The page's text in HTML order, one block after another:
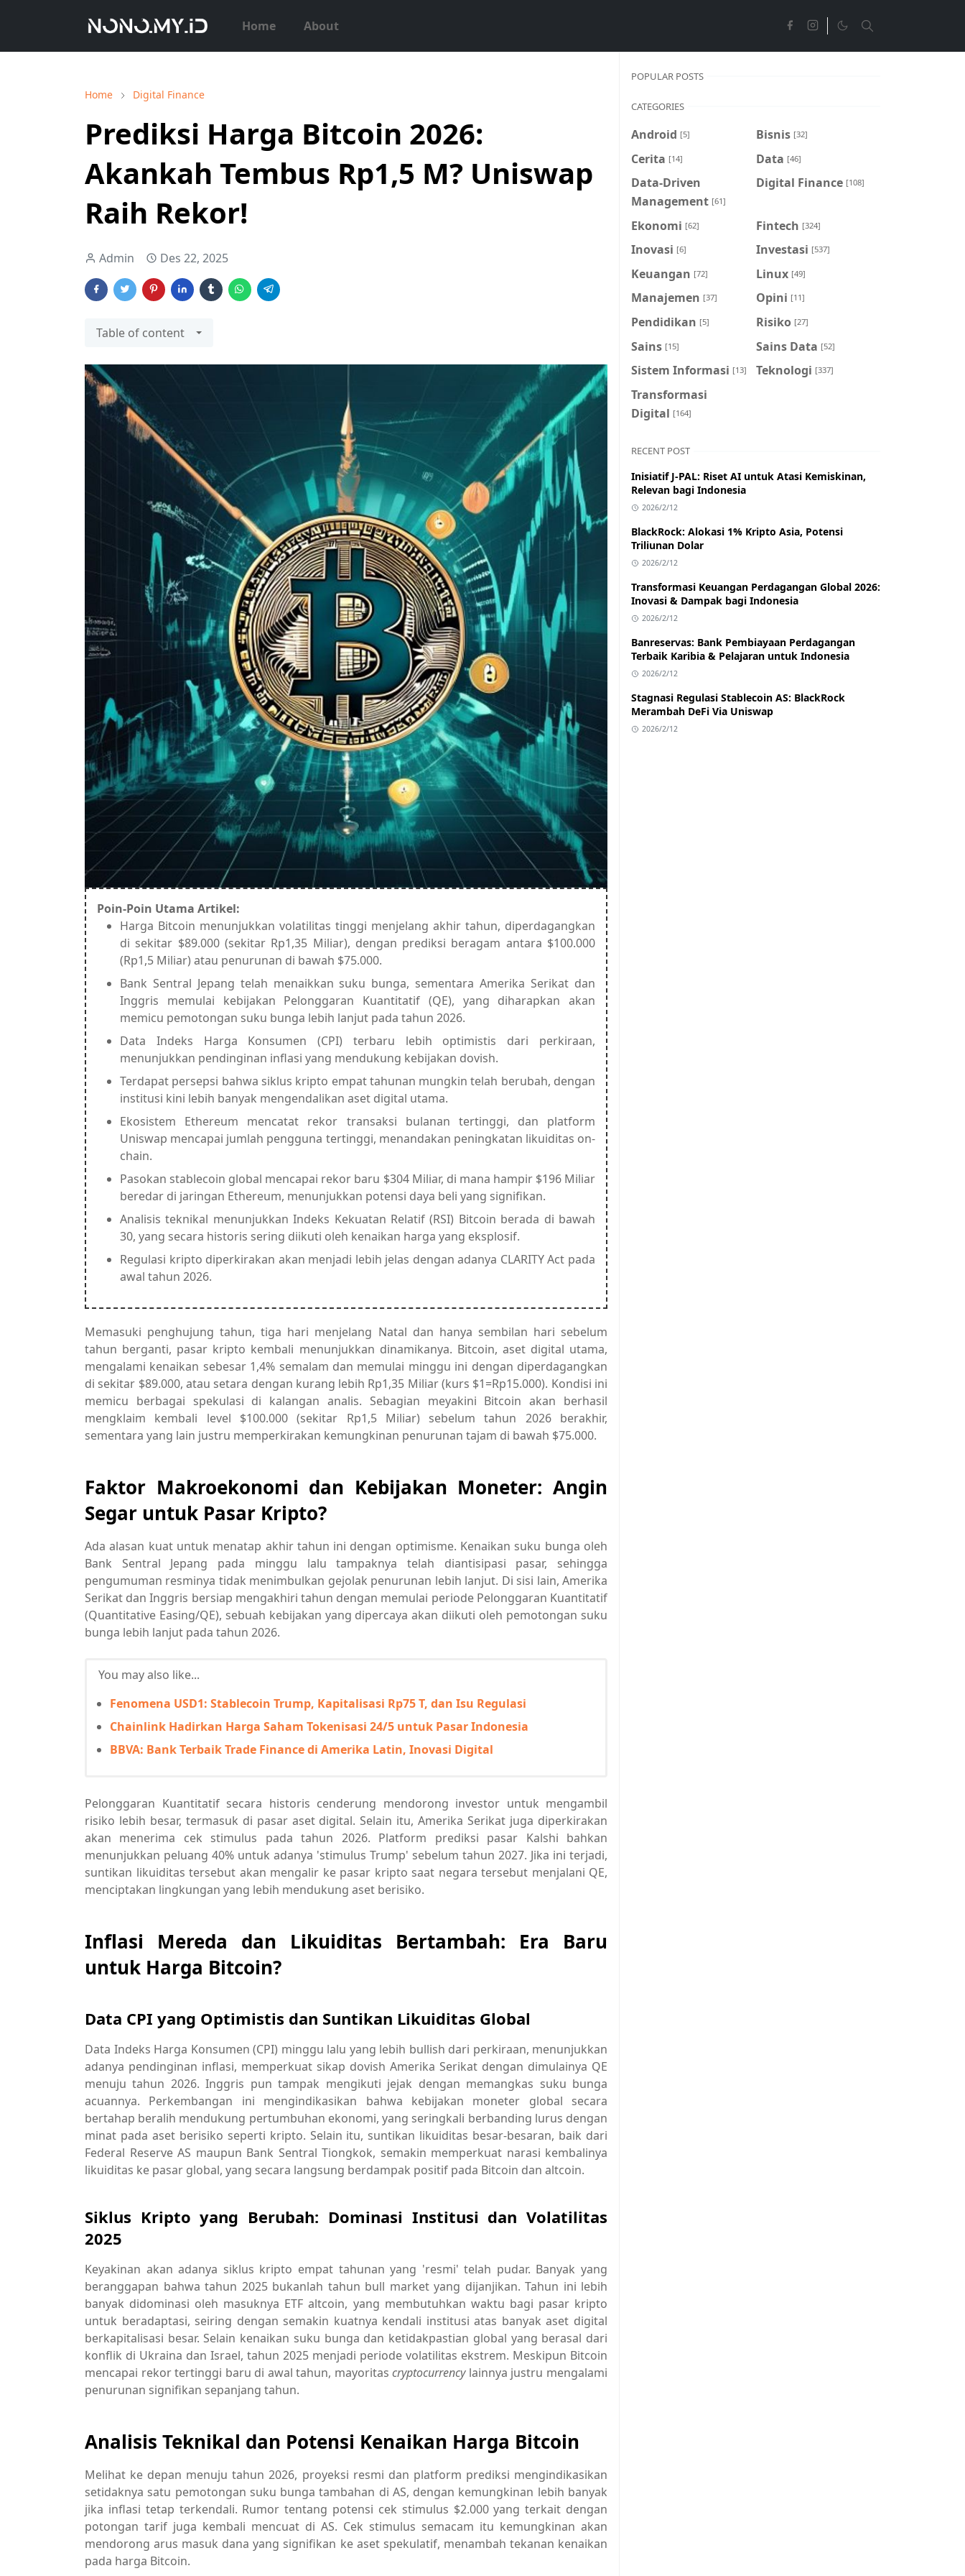
Home About
Home Digital Finance
Prediksi Harga Bitcoin 2026:
Akankah Tembus Rp1,5 M? Uniswap
Raih Rekor!
Admin Des 22, 2025
Table of content
Poin-Poin Utama Artikel:
Harga Bitcoin menunjukkan volatilitas tinggi menjelang akhir tahun, diperdagangkan
di sekitar $89.000 (sekitar Rp1,35 Miliar), dengan prediksi beragam antara $100.000
(Rp1,5 Miliar) atau penurunan di bawah $75.000.
Bank Sentral Jepang telah menaikkan suku bunga, sementara Amerika Serikat dan
Inggris memulai kebijakan Pelonggaran Kuantitatif (QE), yang diharapkan akan
memicu pemotongan suku bunga lebih lanjut pada tahun 2026.
Data Indeks Harga Konsumen (CPI) terbaru lebih optimistis dari perkiraan,
menunjukkan pendinginan inflasi yang mendukung kebijakan dovish.
Terdapat persepsi bahwa siklus kripto empat tahunan mungkin telah berubah, dengan
institusi kini lebih banyak mengendalikan aset digital utama.
Ekosistem Ethereum mencatat rekor transaksi bulanan tertinggi, dan platform
Uniswap mencapai jumlah pengguna tertinggi, menandakan peningkatan likuiditas on-
chain.
Pasokan stablecoin global mencapai rekor baru $304 Miliar, di mana hampir $196 Miliar
beredar di jaringan Ethereum, menunjukkan potensi daya beli yang signifikan.
Analisis teknikal menunjukkan Indeks Kekuatan Relatif (RSI) Bitcoin berada di bawah
30, yang secara historis sering diikuti oleh kenaikan harga yang eksplosif.
Regulasi kripto diperkirakan akan menjadi lebih jelas dengan adanya CLARITY Act pada
awal tahun 2026.
Memasuki penghujung tahun, tiga hari menjelang Natal dan hanya sembilan hari sebelum
tahun berganti, pasar kripto kembali menunjukkan dinamikanya. Bitcoin, aset digital utama,
mengalami kenaikan sebesar 1,4% semalam dan memulai minggu ini dengan diperdagangkan
di sekitar $89.000, atau setara dengan kurang lebih Rp1,35 Miliar (kurs $1=Rp15.000). Kondisi ini
memicu berbagai spekulasi di kalangan analis. Sebagian meyakini Bitcoin akan berhasil
mengklaim kembali level $100.000 (sekitar Rp1,5 Miliar) sebelum tahun 2026 berakhir,
sementara yang lain justru memperkirakan kemungkinan penurunan tajam di bawah $75.000.
Faktor Makroekonomi dan Kebijakan Moneter: Angin
Segar untuk Pasar Kripto?
Ada alasan kuat untuk menatap akhir tahun ini dengan optimisme. Kenaikan suku bunga oleh
Bank Sentral Jepang pada minggu lalu tampaknya telah diantisipasi pasar, sehingga
pengumuman resminya tidak menimbulkan gejolak penurunan lebih lanjut. Di sisi lain, Amerika
Serikat dan Inggris bersiap mengakhiri tahun dengan memulai periode Pelonggaran Kuantitatif
(Quantitative Easing/QE), sebuah kebijakan yang dipercaya akan diikuti oleh pemotongan suku
bunga lebih lanjut pada tahun 2026.
You may also like...
Fenomena USD1: Stablecoin Trump, Kapitalisasi Rp75 T, dan Isu Regulasi
Chainlink Hadirkan Harga Saham Tokenisasi 24/5 untuk Pasar Indonesia
BBVA: Bank Terbaik Trade Finance di Amerika Latin, Inovasi Digital
Pelonggaran Kuantitatif secara historis cenderung mendorong investor untuk mengambil
risiko lebih besar, termasuk di pasar aset digital. Selain itu, Amerika Serikat juga diperkirakan
akan menerima cek stimulus pada tahun 2026. Platform prediksi pasar Kalshi bahkan
menunjukkan peluang 40% untuk adanya 'stimulus Trump' sebelum tahun 2027. Jika ini terjadi,
suntikan likuiditas tersebut akan mengalir ke pasar kripto saat negara tersebut menjalani QE,
menciptakan lingkungan yang lebih mendukung aset berisiko.
Inflasi Mereda dan Likuiditas Bertambah: Era Baru
untuk Harga Bitcoin?
Data CPI yang Optimistis dan Suntikan Likuiditas Global
Data Indeks Harga Konsumen (CPI) minggu lalu yang lebih bullish dari perkiraan, menunjukkan
adanya pendinginan inflasi, memperkuat sikap dovish Amerika Serikat dengan dimulainya QE
menuju tahun 2026. Inggris pun tampak mengikuti jejak dengan memangkas suku bunga
acuannya. Perkembangan ini mengindikasikan bahwa kebijakan moneter global secara
bertahap beralih mendukung pertumbuhan ekonomi, yang seringkali berbanding lurus dengan
minat pada aset berisiko seperti kripto. Selain itu, suntikan likuiditas besar-besaran, baik dari
Federal Reserve AS maupun Bank Sentral Tiongkok, semakin memperkuat narasi kembalinya
likuiditas ke pasar global, yang secara langsung berdampak positif pada Bitcoin dan altcoin.
Siklus Kripto yang Berubah: Dominasi Institusi dan Volatilitas
2025
Keyakinan akan adanya siklus kripto empat tahunan yang 'resmi' telah pudar. Banyak yang
beranggapan bahwa tahun 2025 bukanlah tahun bull market yang dijanjikan. Tahun ini lebih
banyak didominasi oleh masuknya ETF altcoin, yang membutuhkan waktu bagi pasar kripto
untuk beradaptasi, seiring dengan semakin kuatnya kendali institusi atas banyak aset digital
berkapitalisasi besar. Selain kenaikan suku bunga dan ketidakpastian global yang berasal dari
konflik di Ukraina dan Israel, tahun 2025 menjadi periode volatilitas ekstrem. Meskipun Bitcoin
mencapai rekor tertinggi baru di awal tahun, mayoritascryptocurrencylainnya justru mengalami
penurunan signifikan sepanjang tahun.
Analisis Teknikal dan Potensi Kenaikan Harga Bitcoin
Melihat ke depan menuju tahun 2026, proyeksi resmi dan platform prediksi mengindikasikan
setidaknya satu pemotongan suku bunga tambahan di AS, dengan kemungkinan lebih banyak
jika inflasi tetap terkendali. Rumor tentang potensi cek stimulus $2.000 yang terkait dengan
potongan tarif juga kembali mencuat di AS. Cek stimulus semacam itu kemungkinan akan
mendorong arus masuk dana yang signifikan ke aset spekulatif, menambah tekanan kenaikan
pada harga Bitcoin.
POPULAR POSTS
CATEGORIES
Android [5] Bisnis [32]
Cerita [14] Data [46]
Data-Driven
Management [61]
Digital Finance [108]
Ekonomi [62] Fintech [324]
Inovasi [6] Investasi [537]
Keuangan [72] Linux [49]
Manajemen [37] Opini [11]
Pendidikan [5] Risiko [27]
Sains [15] Sains Data [52]
Sistem Informasi [13] Teknologi [337]
Transformasi
Digital [164]
RECENT POST
Inisiatif J-PAL: Riset AI untuk Atasi Kemiskinan,
Relevan bagi Indonesia
2026/2/12
BlackRock: Alokasi 1% Kripto Asia, Potensi
Triliunan Dolar
2026/2/12
Transformasi Keuangan Perdagangan Global 2026:
Inovasi & Dampak bagi Indonesia
2026/2/12
Banreservas: Bank Pembiayaan Perdagangan
Terbaik Karibia & Pelajaran untuk Indonesia
2026/2/12
Stagnasi Regulasi Stablecoin AS: BlackRock
Merambah DeFi Via Uniswap
2026/2/12